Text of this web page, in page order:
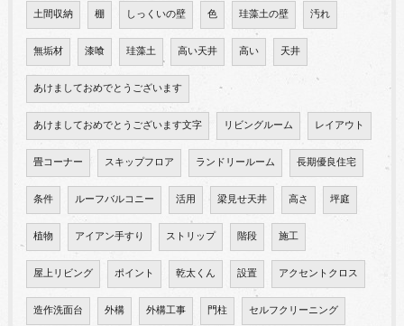
土間収納 棚 しっくいの壁 色 珪藻土の壁 汚れ
無垢材 漆喰 珪藻土 高い天井 高い 天井
あけましておめでとうございます
あけましておめでとうございます文字 リビングルーム レイアウト
畳コーナー スキップフロア ランドリールーム 長期優良住宅
条件 ルーフバルコニー 活用 梁見せ天井 高さ 坪庭
植物 アイアン手すり ストリップ 階段 施工
屋上リビング ポイント 乾太くん 設置 アクセントクロス
造作洗面台 外構 外構工事 門柱 セルフクリーニング